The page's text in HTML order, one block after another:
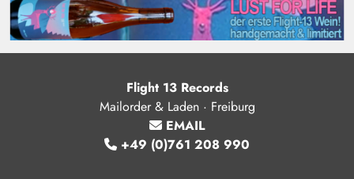
Flight 13 Records
Mailorder & Laden · Freiburg
EMAIL
+49 (0)761 208 990